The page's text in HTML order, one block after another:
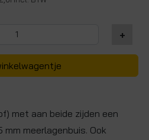
+
met aan beide zijden een
meerlagenbuis. Ook